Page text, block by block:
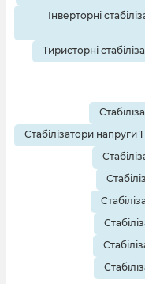
Інверторні
Тиристорні
Стабілізатори напруги